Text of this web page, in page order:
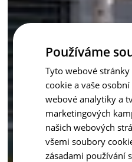
Používáme
Tyto webové
cookie a vaše
webové analytiky a
marketingových
našich webových
všemi soubory
zásadami používání